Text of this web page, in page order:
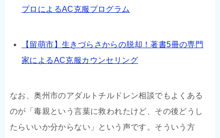
プロによるAC克服プログラム
【留萌市】生きづらさからの脱却！著書5冊の専門
家によるAC克服カウンセリング
なお、奥州市のアダルトチルドレン相談でもよくある
のが「毒親という言葉に救われたけど、その後どうし
たらいいか分からない」という声です。そういう方